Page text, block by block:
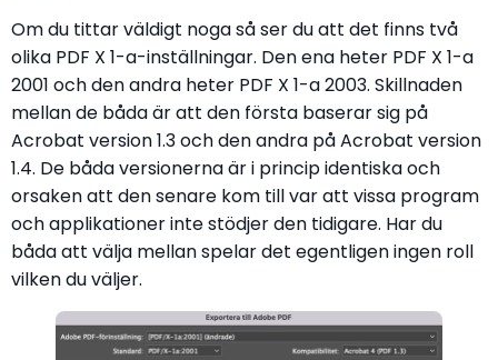
Om du tittar väldigt noga så ser du att det finns två
olika PDF X 1-a-inställningar. Den ena heter PDF X 1-a
2001 och den andra heter PDF X 1-a 2003. Skillnaden
mellan de båda är att den första baserar sig på
Acrobat version 1.3 och den andra på Acrobat version
1.4. De båda versionerna är i princip identiska och
orsaken att den senare kom till var att vissa program
och applikationer inte stödjer den tidigare. Har du
båda att välja mellan spelar det egentligen ingen roll
vilken du väljer.